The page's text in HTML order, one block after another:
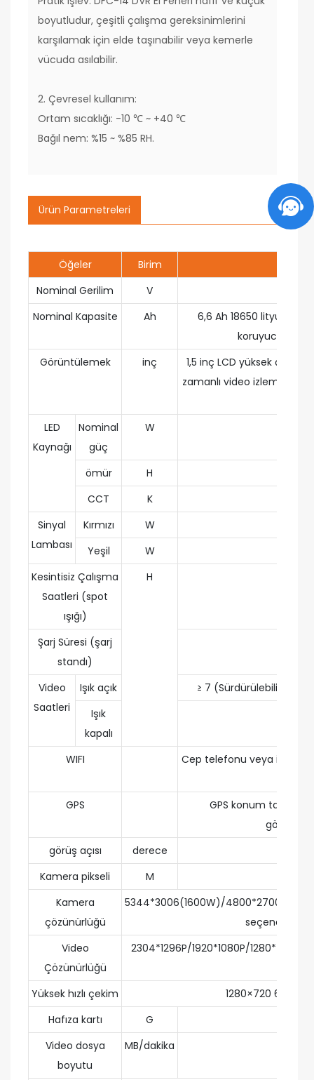
boyutludur, çeşitli çalışma gereksinimlerini
karşılamak için elde taşınabilir veya kemerle
vücuda asılabilir.
2. Çevresel kullanım:
Ortam sıcaklığı: -10 ℃ ~ +40 ℃
Bağıl nem: %15 ~ %85 RH.
Ürün Parametreleri
Öğeler Birim
Nominal Gerilim
V
Nominal Kapasite
Ah
6,6 Ah 18650 lityum pil
koruyucu kılıf
Görüntülemek
inç
1,5 inç LCD yüksek
zamanlı video izleme ve
LED
Kaynağı
Nominal
güç
W
ömür H
CCT
K
Sinyal
Lambası
Kırmızı W
Yeşil
W
Kesintisiz Çalışma
Saatleri (spot
ışığı)
H
Şarj Süresi (şarj
standı)
Video
Saatleri
Işık açık
≥ 7 (Sürdürülebilir
Işık
kapalı
WIFI
Cep telefonu veya iPad'e
GPS
GPS konum takibi
görüş açısı
derece
Kamera pikseli
M
Kamera
çözünürlüğü
5344*3006(1600W)/
seçeneği
Video
Çözünürlüğü
2304*1296P/1920*1080P/
Yüksek hızlı çekim
1280×720 60 kare
Hafıza kartı
G
Video dosya
boyutu
MB/dakika